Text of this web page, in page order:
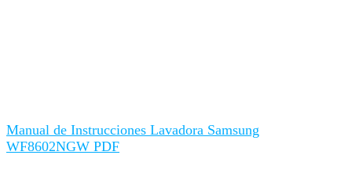
Manual de Instrucciones Lavadora Samsung
WF8602NGW PDF